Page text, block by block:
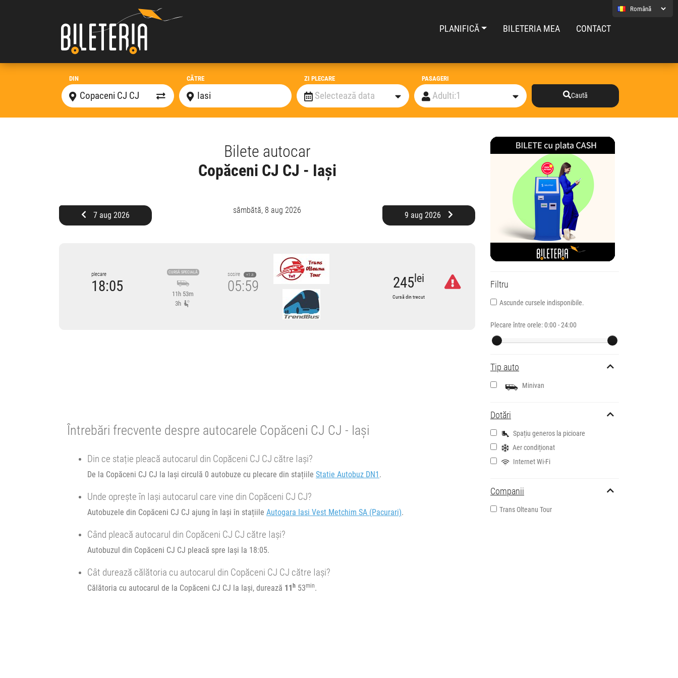
PLANIFICĂ BILETERIA MEA CONTACT
DIN CĂTRE ZI PLECARE PASAGERI
Caută
Filtru
Ascunde cursele indisponibile.
Plecare între orele:0:00 - 24:00
Tip auto
Minivan
Dotări
Spațiu generos la picioare
Aer condiționat
Internet Wi-Fi
Companii
Trans Olteanu Tour
Bilete autocar
Copăceni CJ CJ - Iași
7 aug 2026
sâmbătă, 8 aug 2026
9 aug 2026
plecare
18:05
CURSĂ SPECIALĂ
11h 53m
3h
sosire +1 zi
05:59 245 lei
Cursă din trecut
18:05 Copăceni CJ Statie Autobuz DN1
Minivan Trans Olteanu Tour :
Oradea Cluj Brașov
21:45 Brașov Sala sporturilor
Transbodare asigurată de operator.
Brașov PECO OMV - GARA CFR
Întrebări frecvente despre autocarele Copăceni CJ CJ - Iași
Din ce stație pleacă autocarul din Copăceni CJ CJ către Iași?
De la Copăceni CJ CJ la Iași circulă 0 autobuze cu plecare din stațiile Statie Autobuz DN1 .
Unde oprește în Iași autocarul care vine din Copăceni CJ CJ?
Autobuzele din Copăceni CJ CJ ajung în Iași în stațiile Autogara Iasi Vest Metchim SA (Pacurari).
Când pleacă autocarul din Copăceni CJ CJ către Iași?
Autobuzul din Copăceni CJ CJ pleacă spre Iași la 18:05.
Cât durează călătoria cu autocarul din Copăceni CJ CJ către Iași?
Călătoria cu autocarul de la Copăceni CJ CJ la Iași, durează 11h 53min.